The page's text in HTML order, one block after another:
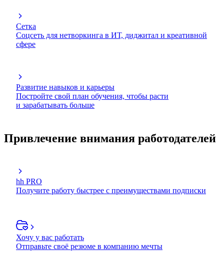
Сетка
Соцсеть для нетворкинга в ИТ, диджитал и креативной
сфере
Развитие навыков и карьеры
Постройте свой план обучения, чтобы расти
и зарабатывать больше
Привлечение внимания работодателей
hh PRO
Получите работу быстрее с преимуществами подписки
Хочу у вас работать
Отправьте своё резюме в компанию мечты